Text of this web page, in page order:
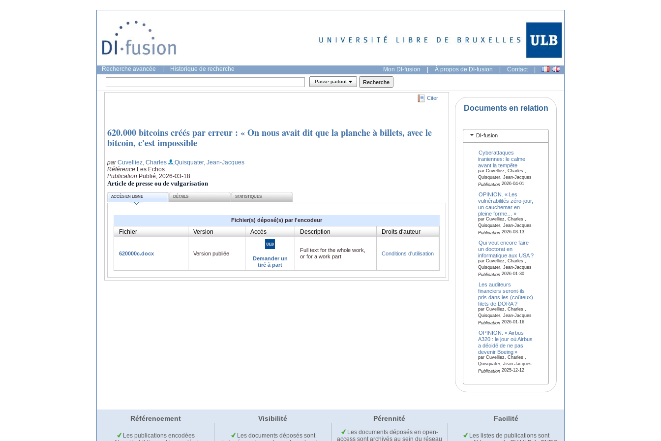
Recherche avancée Historique de recherche Mon DI-fusion | À propos de DI-fusion | Contact |
Passe-partout
Citer
620.000 bitcoins créés par erreur : « On nous avait dit que la planche à billets, avec le
bitcoin, c'est impossible
parCuvelliez, Charles
;Quisquater, Jean-Jacques
Référence Les Echos
Publication Publié, 2026-03-18
Article de presse ou de vulgarisation
ACCÈS EN LIGNE DÉTAILS STATISTIQUES
Fichier(s) déposé(s) par l'encodeur
Fichier Version Accès Description Droits d'auteur
620000c.docx
Version publiée
Demander un
tiré à part
Full text for the whole work,
or for a work part
Conditions d'utilisation
Documents en relation
DI-fusion
Cyberattaques
iraniennes: le calme
avant la tempête
par Cuvelliez, Charles ,
Quisquater, Jean-Jacques
Publication2026-04-01
OPINION. « Les
vulnérabilités zéro-jour,
un cauchemar en
pleine forme… »
par Cuvelliez, Charles ,
Quisquater, Jean-Jacques
Publication2026-03-13
Qui veut encore faire
un doctorat en
informatique aux USA ?
par Cuvelliez, Charles ,
Quisquater, Jean-Jacques
Publication2026-01-30
Les auditeurs
financiers seront-ils
pris dans les (coûteux)
filets de DORA ?
par Cuvelliez, Charles ,
Quisquater, Jean-Jacques
Publication2026-01-16
OPINION. « Airbus
A320 : le jour où Airbus
a décidé de ne pas
devenir Boeing »
par Cuvelliez, Charles ,
Quisquater, Jean-Jacques
Publication2025-12-12
Référencement Visibilité Pérennité Facilité
Les publications encodées
Les documents déposés sont
Les documents déposés en open-
access sont archivés au sein du réseau
Les listes de publications sont